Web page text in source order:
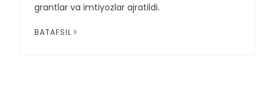
grantlar va imtiyozlar ajratildi.
BATAFSIL